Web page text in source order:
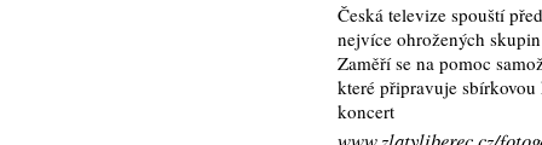
Česká televize spouští
nejvíce ohrožených
Zaměří se na pomoc
které připravuje
koncert